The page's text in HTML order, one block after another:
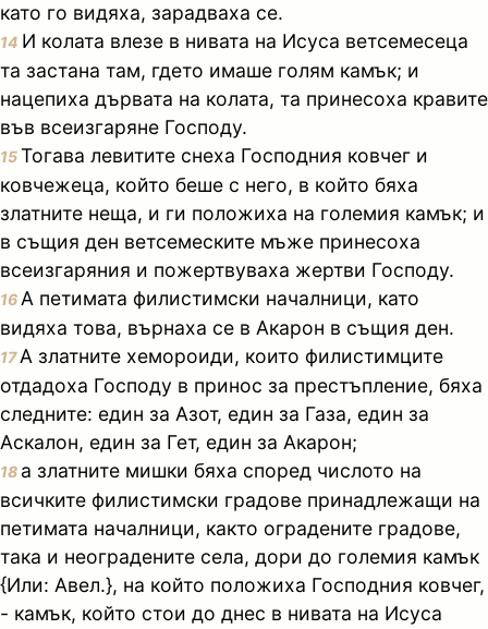
като го видяха, зарадваха се.
14 И колата влезе в нивата на Исуса ветсемесеца
та застана там, гдето имаше голям камък; и
нацепиха дървата на колата, та принесоха кравите
във всеизгаряне Господу.
15Тогава левитите снеха Господния ковчег и
ковчежеца, който беше с него, в който бяха
златните неща, и ги положиха на големия камък; и
в същия ден ветсемеските мъже принесоха
всеизгаряния и пожертвуваха жертви Господу.
16 А петимата филистимски началници, като
видяха това, върнаха се в Акарон в същия ден.
17А златните хемороиди, които филистимците
отдадоха Господу в принос за престъпление, бяха
следните: един за Азот, един за Газа, един за
Аскалон, един за Гет, един за Акарон;
18 а златните мишки бяха според числото на
всичките филистимски градове принадлежащи на
петимата началници, както оградените градове,
така и неоградените села, дори до големия камък
{Или: Авел.}, на който положиха Господния ковчег,
- камък, който стои до днес в нивата на Исуса